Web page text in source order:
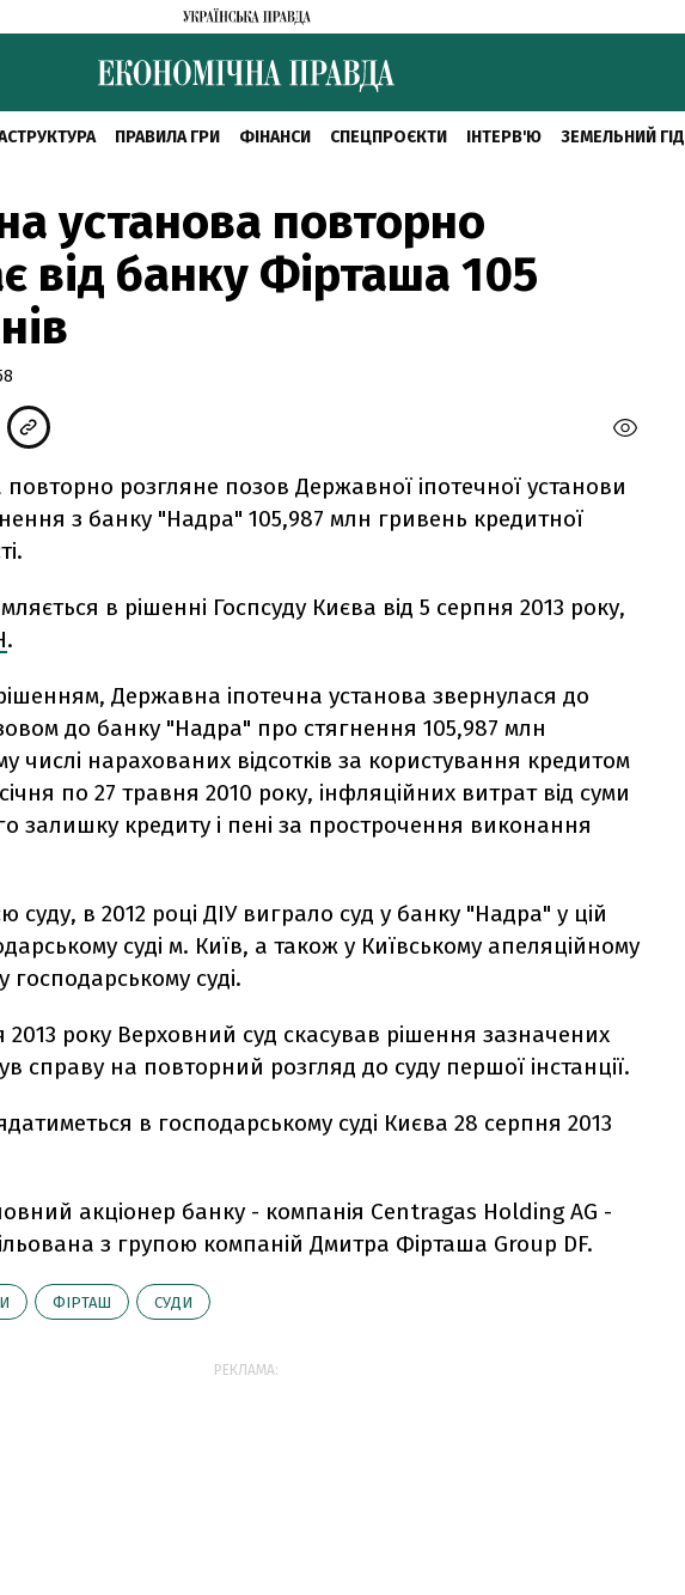
ПРАВИЛА ГРИ ФІНАНСИ СПЕЦПРОЄКТИ ІНТЕРВ'Ю ЗЕМЕЛЬНИЙ ГІД
установа повторно
від банку Фірташа 105
повторно розгляне позов Державної іпотечної установи
з банку "Надра" 105,987 млн гривень кредитної
в рішенні Госпсуду Києва від 5 серпня 2013 року,
.
Державна іпотечна установа звернулася до
до банку "Надра" про стягнення 105,987 млн
числі нарахованих відсотків за користування кредитом
по 27 травня 2010 року, інфляційних витрат від суми
залишку кредиту і пені за прострочення виконання
суду, в 2012 році ДІУ виграло суд у банку "Надра" у цій
суді м. Київ, а також у Київському апеляційному
господарському суді.
2013 року Верховний суд скасував рішення зазначених
справу на повторний розгляд до суду першої інстанції.
в господарському суді Києва 28 серпня 2013
акціонер банку - компанія Centragas Holding AG -
з групою компаній Дмитра Фірташа Group DF.
ФІРТАШ СУДИ
РЕКЛАМА: